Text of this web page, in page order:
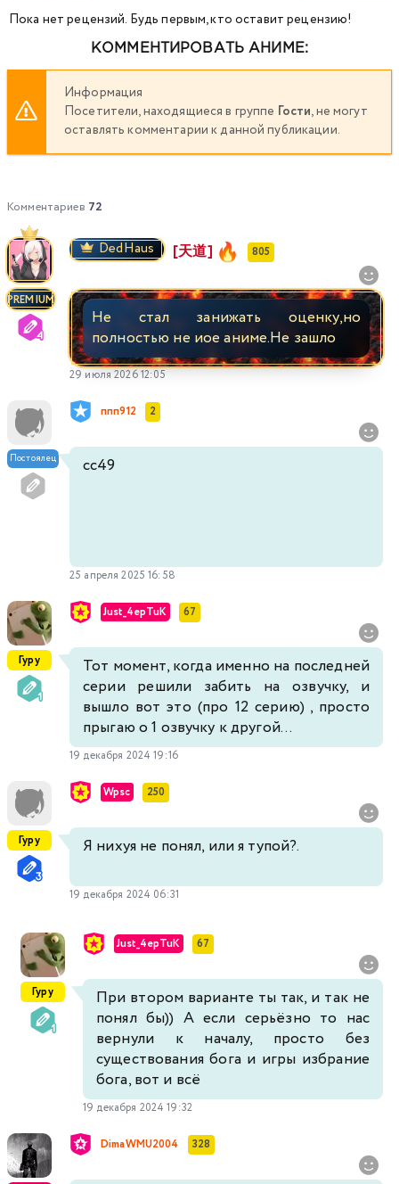
Пока нет рецензий. Будь первым, кто оставит рецензию!
КОММЕНТИРОВАТЬ АНИМЕ:
Информация
Посетители, находящиеся в группе Гости, не могут
оставлять комментарии к данной публикации.
Комментариев 72
PREMIUM
DedHaus [天道] 805
Не стал занижать оценку,но
полностью не иое аниме.Не зашло
29 июля 2026 12:05
Постоялец
ппп912 2
cc49
25 апреля 2025 16:58
Гуру
Just_4epTuK 67
Тот момент, когда именно на последней
серии решили забить на озвучку, и
вышло вот это (про 12 серию) , просто
прыгаю о 1 озвучку к другой...
19 декабря 2024 19:16
Гуру
Wpsc 250
Я нихуя не понял, или я тупой?.
19 декабря 2024 06:31
Гуру
Just_4epTuK 67
При втором варианте ты так, и так не
понял бы)) А если серьёзно то нас
вернули к началу, просто без
существования бога и игры избрание
бога, вот и всё
19 декабря 2024 19:32
DimaWMU2004 328